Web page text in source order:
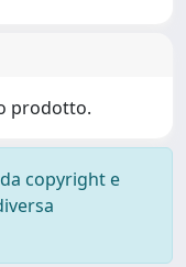
prodotto.
copyright e